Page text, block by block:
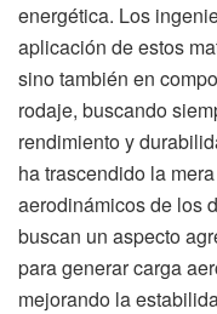
energética. Los
aplicación de estos
sino también en
rodaje, buscando
rendimiento y
ha trascendido la
aerodinámicos de los
buscan un aspecto
para generar carga
mejorando la